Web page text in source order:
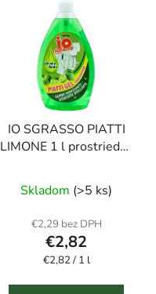
IO SGRASSO PIATTI
LIMONE 1 l prostriedok
hodnotenie
produktu
je
1,0
z
Skladom (>5 ks)
€2,29 bez DPH
€2,82
Jednotková
€2,82 / 1 l